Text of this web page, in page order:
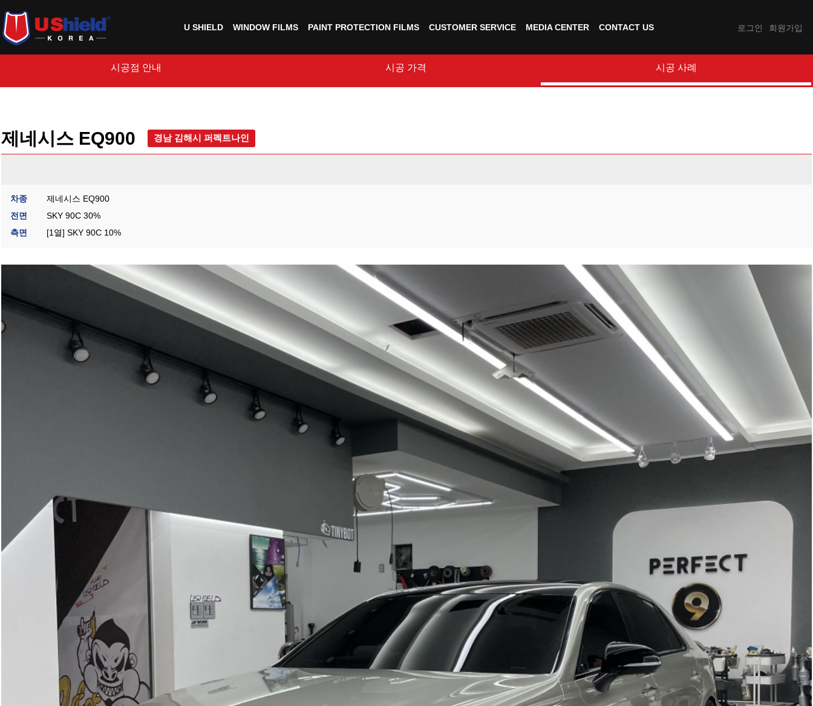
U SHIELD WINDOW FILMS PAINT PROTECTION FILMS CUSTOMER SERVICE MEDIA CENTER CONTACT US 로그인 회원가입
시공점 안내 시공 가격 시공 사례
제네시스 EQ900 경남 김해시 퍼펙트나인
차종
제네시스 EQ900
전면
SKY 90C 30%
측면
[1열] SKY 90C 10%